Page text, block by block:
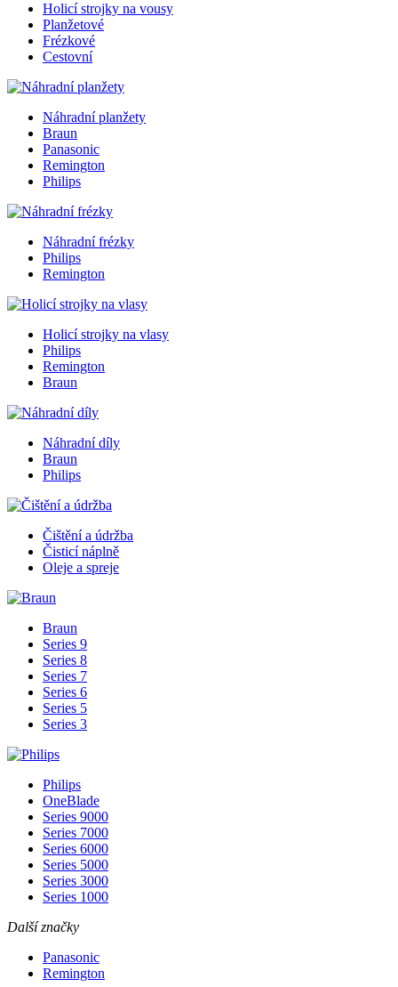
Holicí strojky na vousy
Planžetové
Frézkové
Cestovní
Náhradní planžety
Braun
Panasonic
Remington
Philips
Náhradní frézky
Philips
Remington
Holicí strojky na vlasy
Philips
Remington
Braun
Náhradní díly
Braun
Philips
Čištění a údržba
Čisticí náplně
Oleje a spreje
Braun
Series 9
Series 8
Series 7
Series 6
Series 5
Series 3
Philips
OneBlade
Series 9000
Series 7000
Series 6000
Series 5000
Series 3000
Series 1000
Další značky
Panasonic
Remington